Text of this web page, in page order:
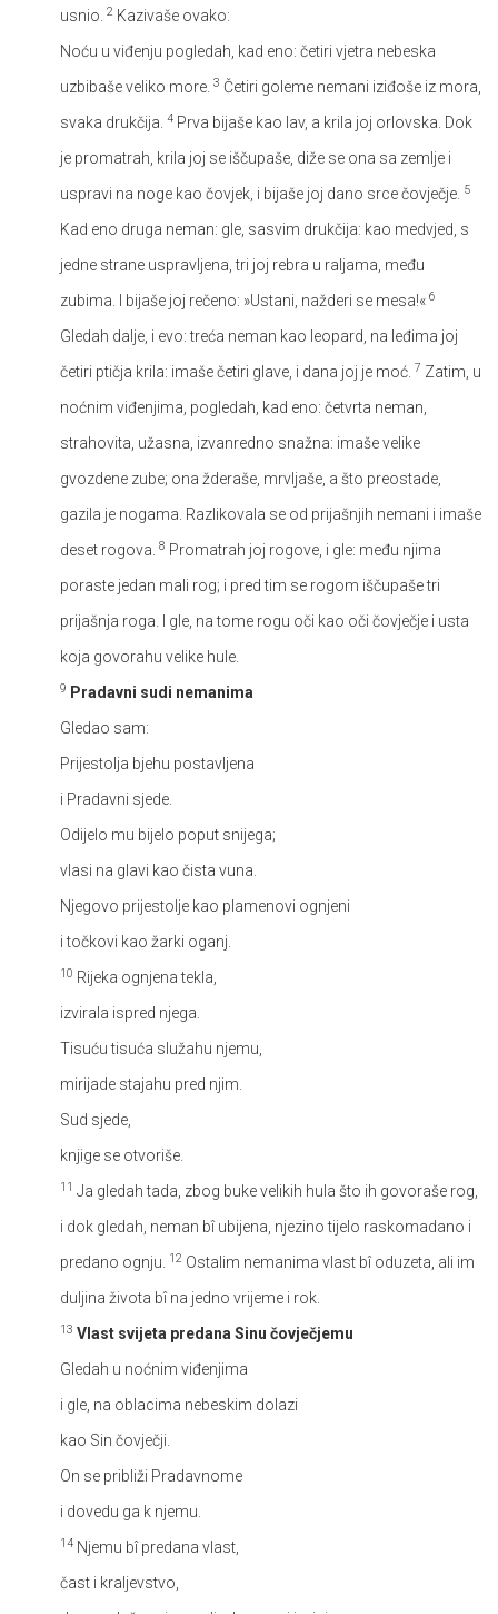
usnio. 2 Kazivaše ovako:
Noću u viđenju pogledah, kad eno: četiri vjetra nebeska
uzbibaše veliko more. 3 Četiri goleme nemani iziđoše iz mora,
svaka drukčija. 4 Prva bijaše kao lav, a krila joj orlovska. Dok
je promatrah, krila joj se iščupaše, diže se ona sa zemlje i
uspravi na noge kao čovjek, i bijaše joj dano srce čovječje. 5
Kad eno druga neman: gle, sasvim drukčija: kao medvjed, s
jedne strane uspravljena, tri joj rebra u raljama, među
zubima. I bijaše joj rečeno: »Ustani, nažderi se mesa!« 6
Gledah dalje, i evo: treća neman kao leopard, na leđima joj
četiri ptičja krila: imaše četiri glave, i dana joj je moć. 7 Zatim, u
noćnim viđenjima, pogledah, kad eno: četvrta neman,
strahovita, užasna, izvanredno snažna: imaše velike
gvozdene zube; ona žderaše, mrvljaše, a što preostade,
gazila je nogama. Razlikovala se od prijašnjih nemani i imaše
deset rogova. 8 Promatrah joj rogove, i gle: među njima
poraste jedan mali rog; i pred tim se rogom iščupaše tri
prijašnja roga. I gle, na tome rogu oči kao oči čovječje i usta
koja govorahu velike hule.
9 Pradavni sudi nemanima
Gledao sam:
Prijestolja bjehu postavljena
i Pradavni sjede.
Odijelo mu bijelo poput snijega;
vlasi na glavi kao čista vuna.
Njegovo prijestolje kao plamenovi ognjeni
i točkovi kao žarki oganj.
10 Rijeka ognjena tekla,
izvirala ispred njega.
Tisuću tisuća služahu njemu,
mirijade stajahu pred njim.
Sud sjede,
knjige se otvoriše.
11 Ja gledah tada, zbog buke velikih hula što ih govoraše rog,
i dok gledah, neman bî ubijena, njezino tijelo raskomadano i
predano ognju.
12 Ostalim nemanima vlast bî oduzeta, ali im
duljina života bî na jedno vrijeme i rok.
13 Vlast svijeta predana Sinu čovječjemu
Gledah u noćnim viđenjima
i gle, na oblacima nebeskim dolazi
kao Sin čovječji.
On se približi Pradavnome
i dovedu ga k njemu.
14 Njemu bî predana vlast,
čast i kraljevstvo,